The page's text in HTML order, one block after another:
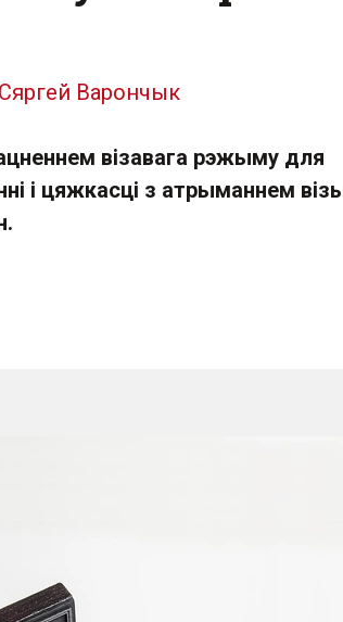
Сяргей Варончык
візавага рэжыму для
і цяжкасці з атрыманнем